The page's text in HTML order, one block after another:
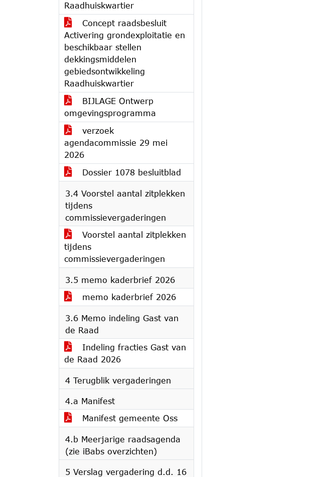
Raadhuiskwartier
Concept raadsbesluit
Activering grondexploitatie en
beschikbaar stellen
dekkingsmiddelen
gebiedsontwikkeling
Raadhuiskwartier
BIJLAGE Ontwerp
omgevingsprogramma
verzoek
agendacommissie 29 mei
2026
Dossier 1078 besluitblad
3.4 Voorstel aantal zitplekken
tijdens
commissievergaderingen
Voorstel aantal zitplekken
tijdens
commissievergaderingen
3.5 memo kaderbrief 2026
memo kaderbrief 2026
3.6 Memo indeling Gast van
de Raad
Indeling fracties Gast van
de Raad 2026
4 Terugblik vergaderingen
4.a Manifest
Manifest gemeente Oss
4.b Meerjarige raadsagenda
(zie iBabs overzichten)
5 Verslag vergadering d.d. 16